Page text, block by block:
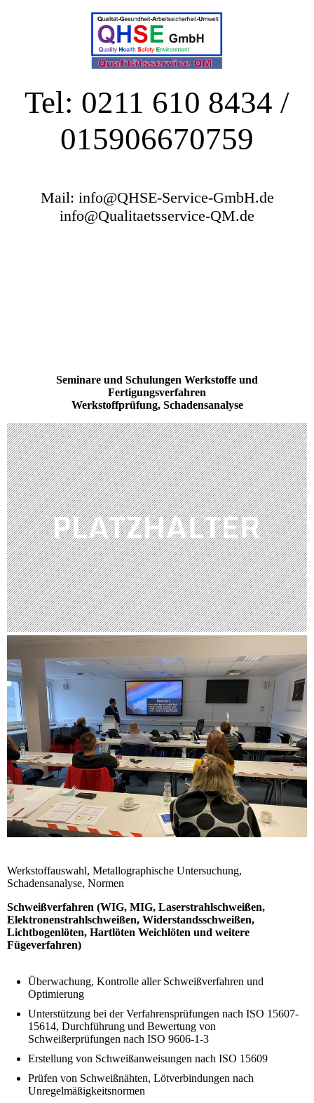
Tel: 0211 610 8434 /
015906670759
Mail: info@QHSE-Service-GmbH.de
info@Qualitaetsservice-QM.de
Seminare und Schulungen Werkstoffe und
Fertigungsverfahren
Werkstoffprüfung, Schadensanalyse
Werkstoffauswahl, Metallographische Untersuchung,
Schadensanalyse, Normen
Schweißverfahren (WIG, MIG, Laserstrahlschweißen,
Elektronenstrahlschweißen, Widerstandsschweißen,
Lichtbogenlöten, Hartlöten Weichlöten und weitere
Fügeverfahren)
Überwachung, Kontrolle aller Schweißverfahren und
Optimierung
Unterstützung bei der Verfahrensprüfungen nach ISO 15607-
15614, Durchführung und Bewertung von
Schweißerprüfungen nach ISO 9606-1-3
Erstellung von Schweißanweisungen nach ISO 15609
Prüfen von Schweißnähten, Lötverbindungen nach
Unregelmäßigkeitsnormen